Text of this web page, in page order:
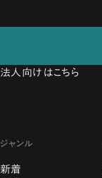
法人向けはこちら
ジャンル
新着